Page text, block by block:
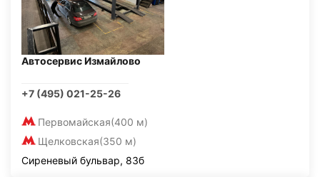
Автосервис Измайлово
+7 (495) 021-25-26
Первомайская(400 м)
Щелковская(350 м)
Сиреневый бульвар, 83б